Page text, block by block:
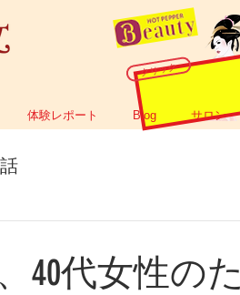
クリック
体験レポート Blog サロン
40代女性のた